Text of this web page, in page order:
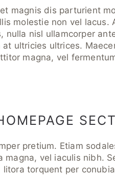
magnis dis parturient
molestie non vel lacus.
nulla nisl ullamcorper
ultricies ultrices.
magna, vel
pretium. Etiam
magna, vel iaculis nibh.
torquent per